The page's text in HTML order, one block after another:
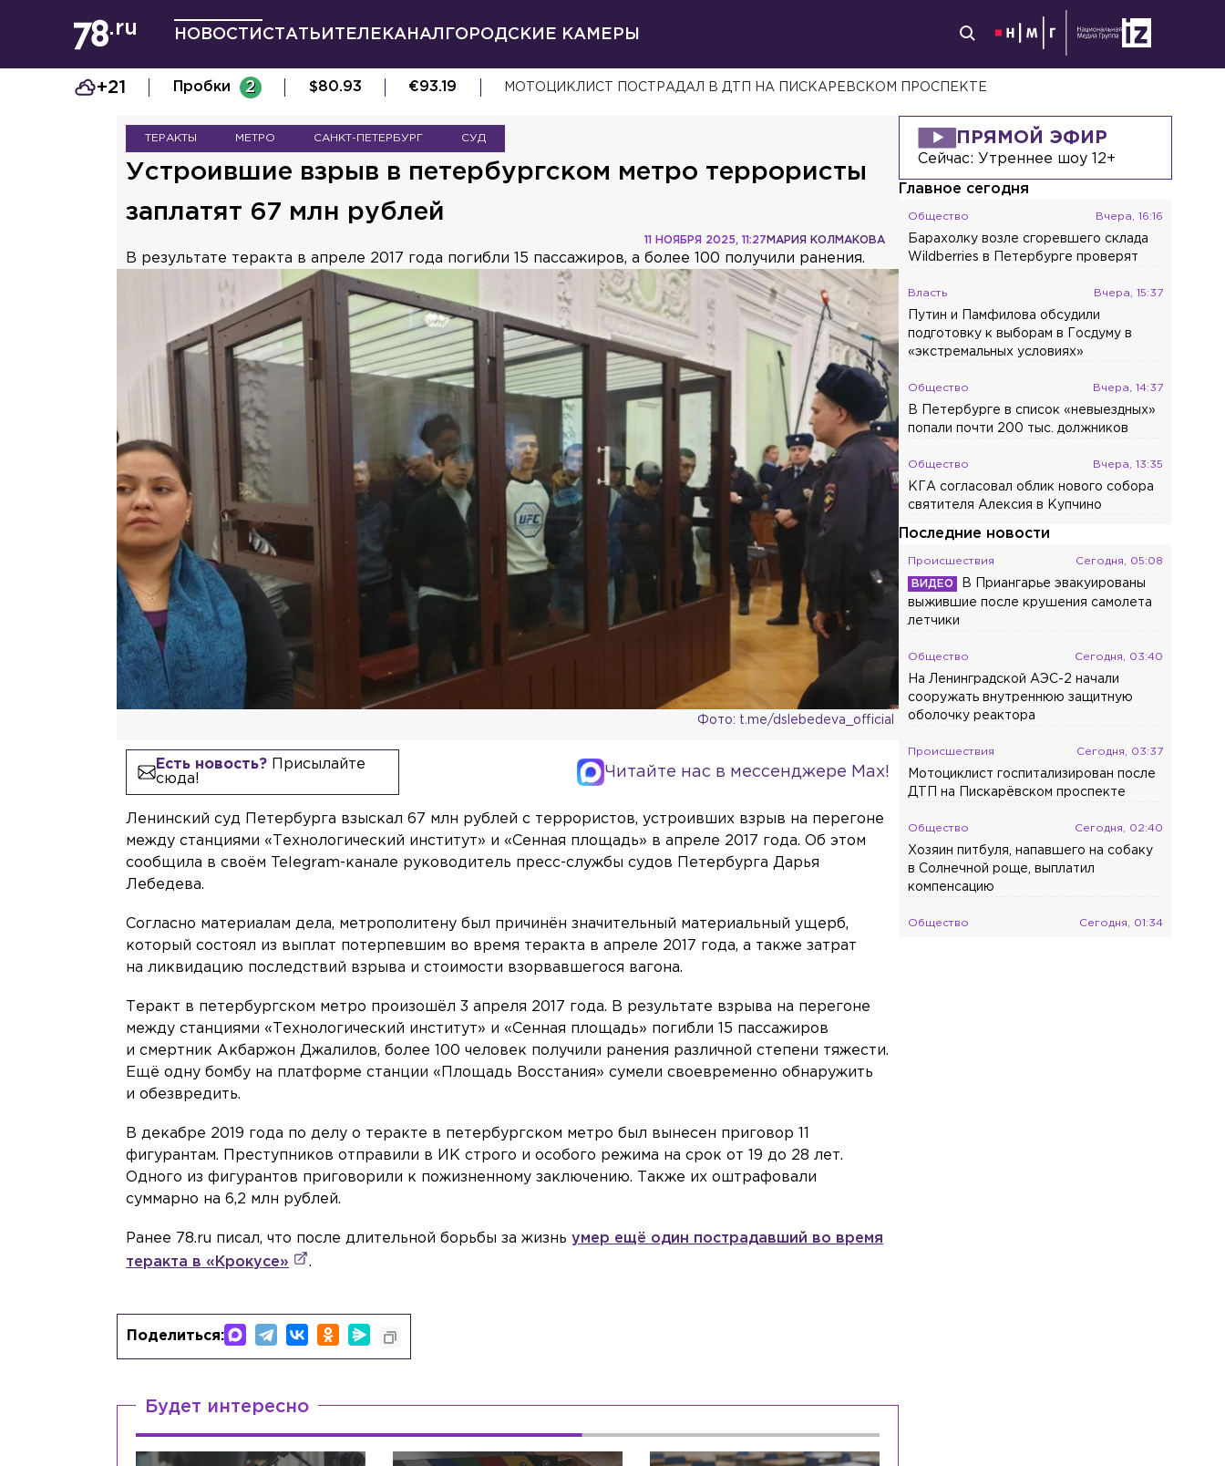
НОВОСТИ СТАТЬИ ТЕЛЕКАНАЛ ГОРОДСКИЕ КАМЕРЫ
+21 Пробки 2 $80.93 €93.19 МОТОЦИКЛИСТ ПОСТРАДАЛ В ДТП НА ПИСКАРЕВСКОМ ПРОСПЕКТЕ
ТЕРАКТЫ МЕТРО САНКТ-ПЕТЕРБУРГ СУД
Устроившие взрыв в петербургском метро террористы
заплатят 67 млн рублей
МАРИЯ КОЛМАКОВА
11 НОЯБРЯ 2025, 11:27
В результате теракта в апреле 2017 года погибли 15 пассажиров, а более 100 получили ранения.
Фото: t.me/dslebedeva_official
Есть новость?Присылайте
сюда!
Читайте нас в мессенджере Max!
Ленинский суд Петербурга взыскал 67 млн рублей с террористов, устроивших взрыв на перегоне
между станциями «Технологический институт» и «Сенная площадь» в апреле 2017 года. Об этом
сообщила в своём Telegram-канале руководитель пресс-службы судов Петербурга Дарья
Лебедева.
Согласно материалам дела, метрополитену был причинён значительный материальный ущерб,
который состоял из выплат потерпевшим во время теракта в апреле 2017 года, а также затрат
на ликвидацию последствий взрыва и стоимости взорвавшегося вагона.
Теракт в петербургском метро произошёл 3 апреля 2017 года. В результате взрыва на перегоне
между станциями «Технологический институт» и «Сенная площадь» погибли 15 пассажиров
и смертник Акбаржон Джалилов, более 100 человек получили ранения различной степени тяжести.
Ещё одну бомбу на платформе станции «Площадь Восстания» сумели своевременно обнаружить
и обезвредить.
В декабре 2019 года по делу о теракте в петербургском метро был вынесен приговор 11
фигурантам. Преступников отправили в ИК строго и особого режима на срок от 19 до 28 лет.
Одного из фигурантов приговорили к пожизненному заключению. Также их оштрафовали
суммарно на 6,2 млн рублей.
Ранее 78.ru писал, что после длительной борьбы за жизньумер ещё один пострадавший во время
теракта в «Крокусе»
.
Поделиться:
Будет интересно
ПРЯМОЙ ЭФИР
Сейчас: Утреннее шоу 12+
Главное сегодня
Общество Вчера, 16:16
Барахолку возле сгоревшего склада
Wildberries в Петербурге проверят
Власть Вчера, 15:37
Путин и Памфилова обсудили
подготовку к выборам в Госдуму в
«экстремальных условиях»
Общество Вчера, 14:37
В Петербурге в список «невыездных»
попали почти 200 тыс. должников
Общество Вчера, 13:35
КГА согласовал облик нового собора
святителя Алексия в Купчино
Последние новости
Происшествия Сегодня, 05:08
В Приангарье эвакуированы
выжившие после крушения самолета
летчики
Общество Сегодня, 03:40
На Ленинградской АЭС-2 начали
сооружать внутреннюю защитную
оболочку реактора
Происшествия Сегодня, 03:37
Мотоциклист госпитализирован после
ДТП на Пискарёвском проспекте
Общество Сегодня, 02:40
Хозяин питбуля, напавшего на собаку
в Солнечной роще, выплатил
компенсацию
Общество Сегодня, 01:34